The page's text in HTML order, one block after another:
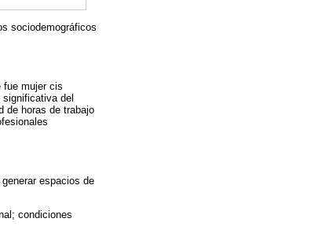
sociodemográficos
fue mujer cis
del
de horas de trabajo
espacios de
condiciones